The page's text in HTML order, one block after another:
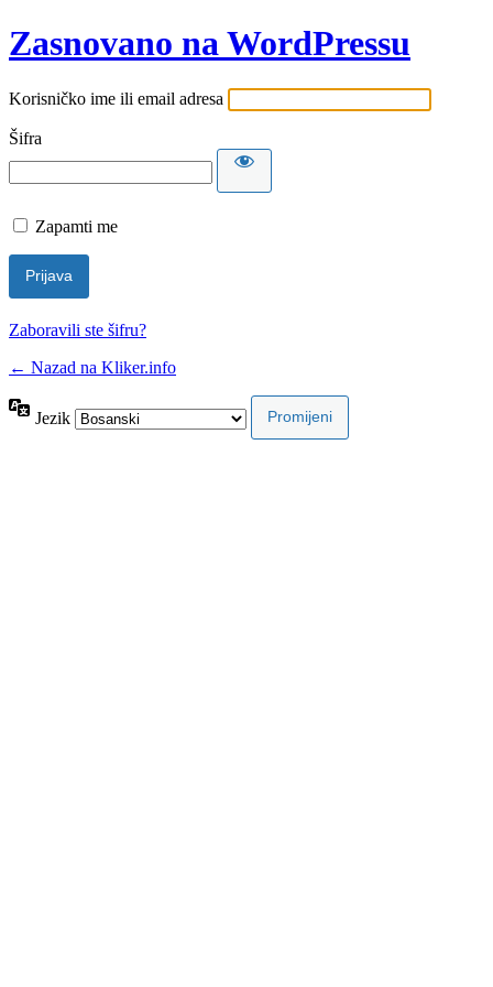
Zasnovano na WordPressu
Korisničko ime ili email adresa
Šifra
Zapamti me
Zaboravili ste šifru?
← Nazad na Kliker.info
Jezik